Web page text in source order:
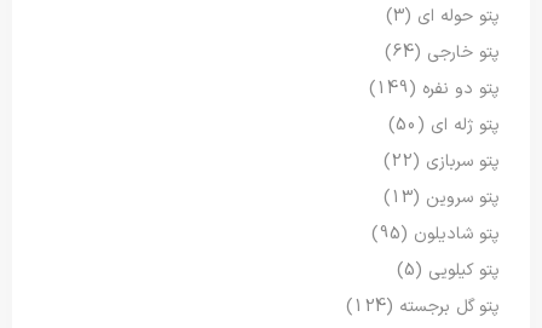
پتو حوله ای (3)
پتو خارجی (64)
پتو دو نفره (149)
پتو ژله ای (50)
پتو سربازی (22)
پتو سروین (13)
پتو شادیلون (95)
پتو کیلویی (5)
پتو گل برجسته (124)